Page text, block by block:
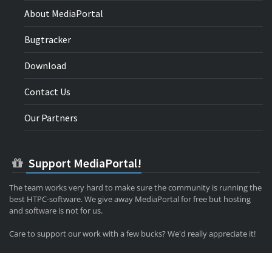
About MediaPortal
Bugtracker
Download
Contact Us
Our Partners
Support MediaPortal!
The team works very hard to make sure the community is running the
best HTPC-software. We give away MediaPortal for free but hosting
and software is not for us.
Care to support our work with a few bucks? We'd really appreciate it!